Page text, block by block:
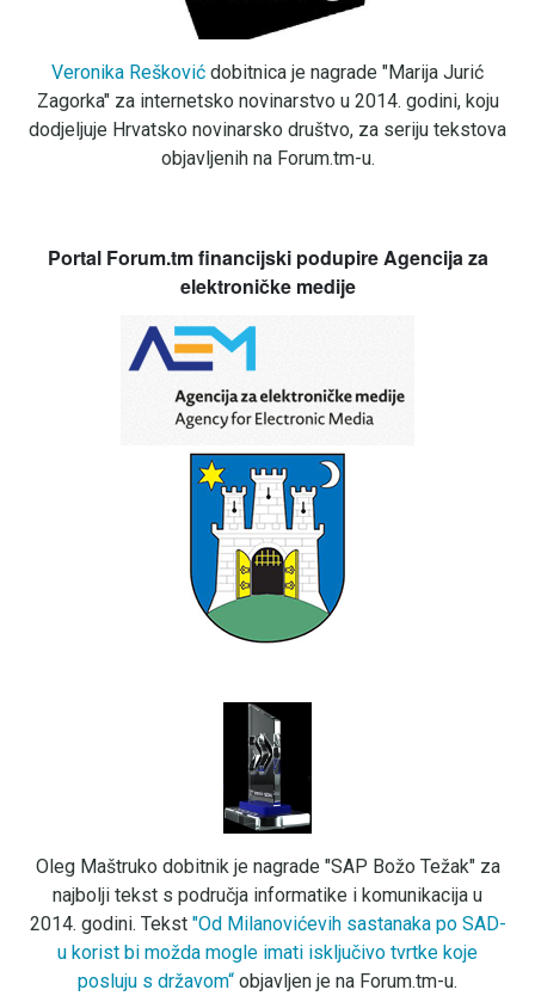
Veronika Rešković dobitnica je nagrade "Marija Jurić
Zagorka" za internetsko novinarstvo u 2014. godini, koju
dodjeljuje Hrvatsko novinarsko društvo, za seriju tekstova
objavljenih na Forum.tm-u.
Portal Forum.tm financijski podupire Agencija za
elektroničke medije
Oleg Maštruko dobitnik je nagrade "SAP Božo Težak" za
najbolji tekst s područja informatike i komunikacija u
2014. godini. Tekst "Od Milanovićevih sastanaka po SAD-
u korist bi možda mogle imati isključivo tvrtke koje
posluju s državom“ objavljen je na Forum.tm-u.